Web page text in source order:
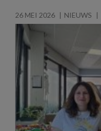
26 MEI 2026 NIEUWS